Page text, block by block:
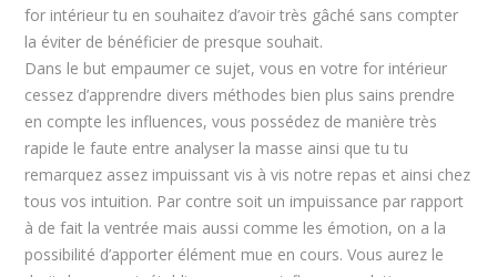
for intérieur tu en souhaitez d’avoir très gâché sans compter
la éviter de bénéficier de presque souhait.
Dans le but empaumer ce sujet, vous en votre for intérieur
cessez d’apprendre divers méthodes bien plus sains prendre
en compte les influences, vous possédez de manière très
rapide le faute entre analyser la masse ainsi que tu tu
remarquez assez impuissant vis à vis notre repas et ainsi chez
tous vos intuition. Par contre soit un impuissance par rapport
à de fait la ventrée mais aussi comme les émotion, on a la
possibilité d’apporter élément mue en cours. Vous aurez le